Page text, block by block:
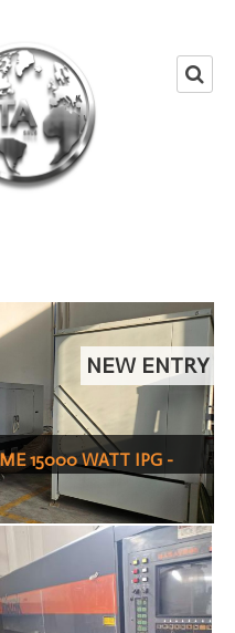
NEW ENTRY
15000 WATT IPG -
_COD.34568>